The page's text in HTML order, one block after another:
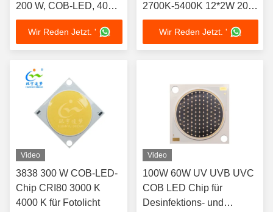
200 W, COB-LED, 4000
K, geringer thermischer
Widerstand
Wir Reden Jetzt. '
2700K-5400K 12*2W 20-
24V Ra 90
Wir Reden Jetzt. '
Video
3838 300 W COB-LED-
Chip CRI80 3000 K
4000 K für Fotolicht
Video
100W 60W UV UVB UVC
COB LED Chip für
Desinfektions- und